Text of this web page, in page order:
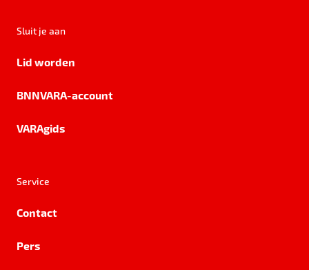
Sluit je aan
Lid worden
BNNVARA-account
VARAgids
Service
Contact
Pers